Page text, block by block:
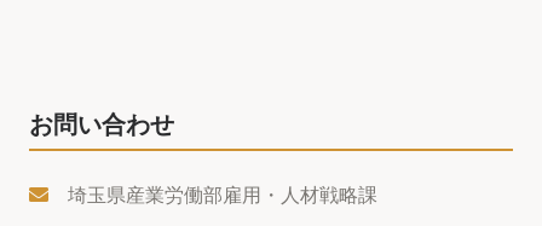
お問い合わせ
埼玉県産業労働部雇用・人材戦略課